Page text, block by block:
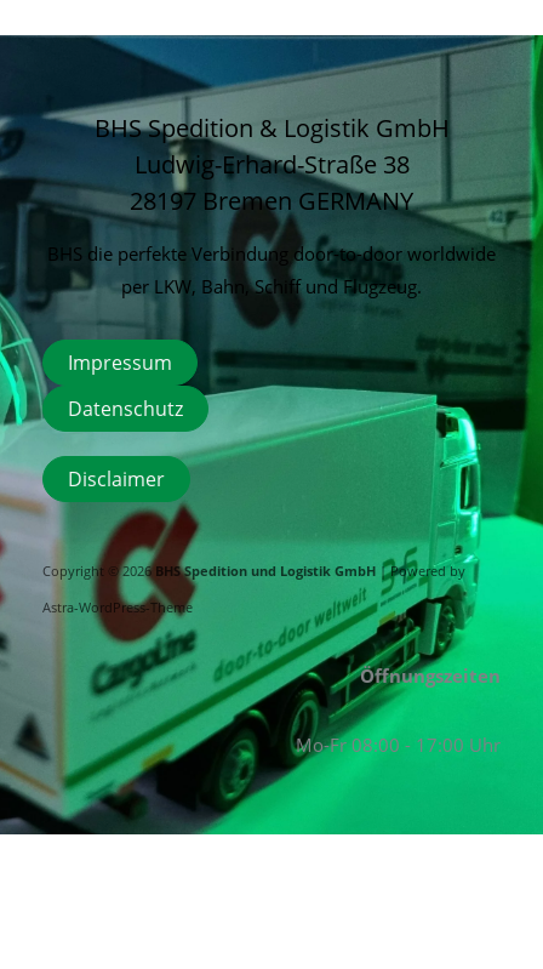
BHS Spedition & Logistik GmbH
Ludwig-Erhard-Straße 38
28197 Bremen GERMANY
BHS die perfekte Verbindung door-to-door worldwide
per LKW, Bahn, Schiff und Flugzeug.
Impressum
Datenschutz
Disclaimer
Copyright © 2026 BHS Spedition und Logistik GmbH | Powered by
Astra-WordPress-Theme
Öffnungszeiten
Mo-Fr 08:00 - 17:00 Uhr